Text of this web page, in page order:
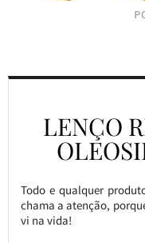
LENÇO
Todo e qualquer
chama a atenção,
vi na vida!